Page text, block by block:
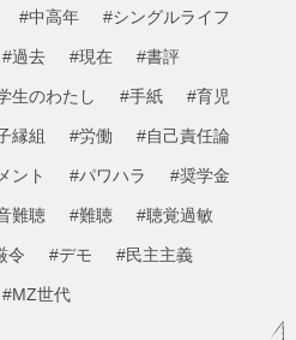
#中高年 #シングルライフ
#過去 #現在 #書評
生のわたし #手紙 #育児
縁組 #労働 #自己責任論
ント #パワハラ #奨学金
難聴 #難聴 #聴覚過敏
令 #デモ #民主主義
#MZ世代